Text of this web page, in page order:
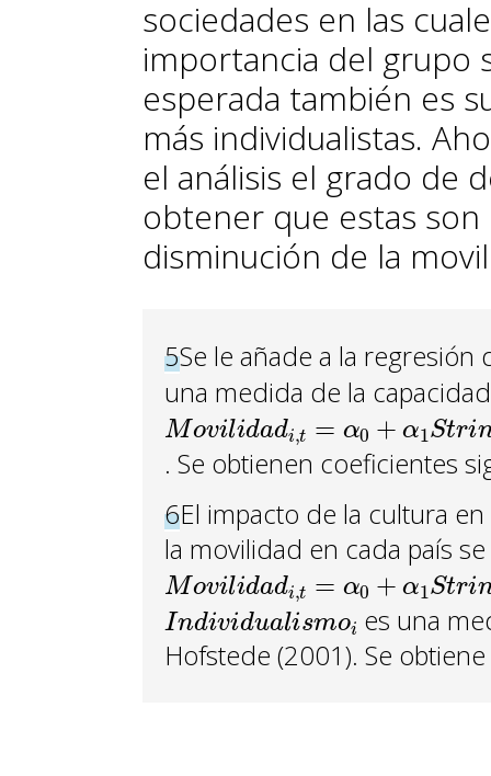
sociedades en las
importancia del grupo
esperada también es
más individualistas.
el análisis el grado de
obtener que estas
disminución de la
5Se le añade a la
una medida de la
Mov ilidadi,t=α0 +α1Stringen
. Se obtienen coeficientes
6El impacto de la cultura
la movilidad en cada país
Movilidadi,t=α 0 +α1S tringen
Individualismo
es una
Hofstede (2001). Se